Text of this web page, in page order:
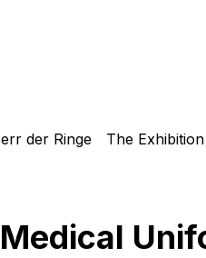
der Ringe The Exhibition